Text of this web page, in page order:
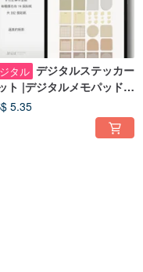
タル デジタルステッカー
ト |デジタルメモパッド |
スパレット
5.35